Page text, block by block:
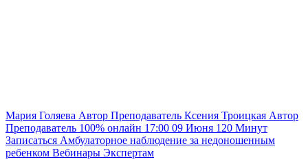
Мария Голяева Автор Преподаватель Ксения Троицкая Автор
Преподаватель 100% онлайн 17:00 09 Июня 120 Минут
Записаться Амбулаторное наблюдение за недоношенным
ребенком Вебинары Экспертам